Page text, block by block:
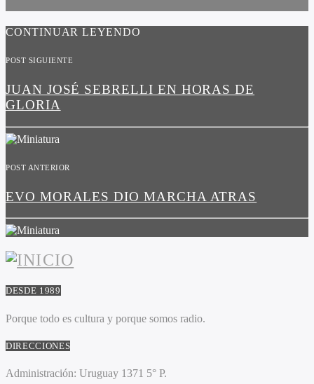
CONTINUAR LEYENDO
POST SIGUIENTE
JUAN JOSÉ SEBRELLI EN HORAS DE
GLORIA
POST ANTERIOR
EVO MORALES DIO MARCHA ATRAS
DESDE 1989
Porque todo es cultura y porque somos radio.
DIRECCIONES
Administración: Uruguay 1371 5° P.